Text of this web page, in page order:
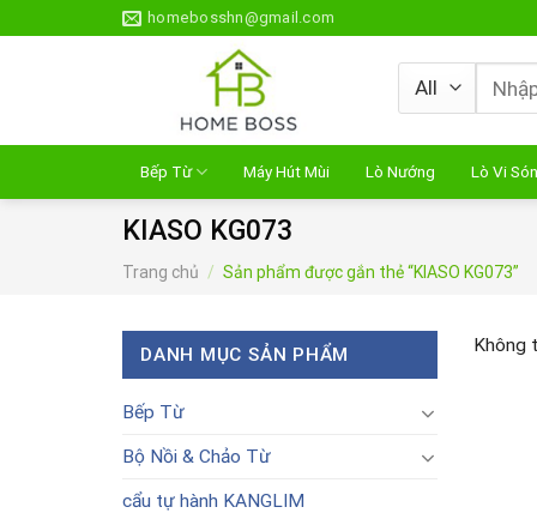
to
homebosshn@gmail.com
Tìm
kiếm:
Bếp Từ Máy Hút Mùi Lò Nướng Lò Vi
KIASO KG073
Trang chủ / Sản phẩm được gắn thẻ “KIASO KG073”
DANH MỤC SẢN PHẨM
Bếp Từ
Bộ Nồi & Chảo Từ
cẩu tự hành KANGLIM
Không